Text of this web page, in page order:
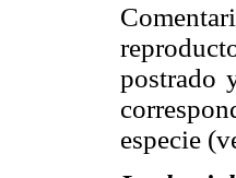
postrado
especie